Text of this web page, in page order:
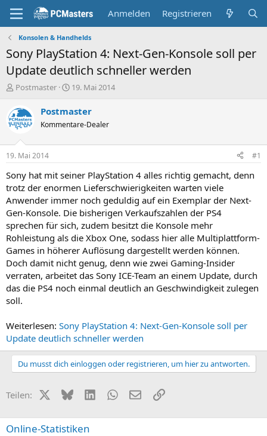
Anmelden Registrieren
Konsolen & Handhelds
Sony PlayStation 4: Next-Gen-Konsole soll per
Update deutlich schneller werden
E
s
t
e
e
r
Postmaster
E
s
e
t
a
19. Mai 2014
Postmaster
Kommentare-Dealer
19. Mai 2014 #1
Sony hat mit seiner PlayStation 4 alles richtig gemacht, denn
trotz der enormen Lieferschwierigkeiten warten viele
Anwender immer noch geduldig auf ein Exemplar der Next-
Gen-Konsole. Die bisherigen Verkaufszahlen der PS4
sprechen für sich, zudem besitzt die Konsole mehr
Rohleistung als die Xbox One, sodass hier alle Multiplattform-
Games in höherer Auflösung dargestellt werden können.
Doch damit nicht genug, denn wie zwei Gaming-Insider
verraten, arbeitet das Sony ICE-Team an einem Update, durch
das die PS4 noch einmal deutlich an Geschwindigkeit zulegen
soll.
Weiterlesen: Sony PlayStation 4: Next-Gen-Konsole soll per
Update deutlich schneller werden
Du musst dich einloggen oder registrieren, um hier zu antworten.
Teilen: X (Twitter)
BlueskyLinkedInWhatsApp
E-MailLink
Online-Statistiken